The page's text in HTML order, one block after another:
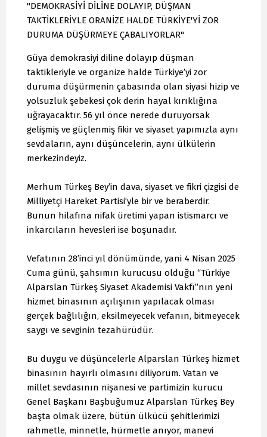
"DEMOKRASİYİ DİLİNE DOLAYIP, DÜŞMAN
TAKTİKLERİYLE ORANİZE HALDE TÜRKİYE'Yİ ZOR
DURUMA DÜŞÜRMEYE ÇABALIYORLAR"
Güya demokrasiyi diline dolayıp düşman
taktikleriyle ve organize halde Türkiye’yi zor
duruma düşürmenin çabasında olan siyasi hizip ve
yolsuzluk şebekesi çok derin hayal kırıklığına
uğrayacaktır. 56 yıl önce nerede duruyorsak
gelişmiş ve güçlenmiş fikir ve siyaset yapımızla aynı
sevdaların, aynı düşüncelerin, aynı ülkülerin
merkezindeyiz.
Merhum Türkeş Bey’in dava, siyaset ve fikri çizgisi de
Milliyetçi Hareket Partisi’yle bir ve beraberdir.
Bunun hilafına nifak üretimi yapan istismarcı ve
inkarcıların hevesleri ise boşunadır.
Vefatının 28’inci yıl dönümünde, yani 4 Nisan 2025
Cuma günü, şahsımın kurucusu olduğu “Türkiye
Alparslan Türkeş Siyaset Akademisi Vakfı”nın yeni
hizmet binasının açılışının yapılacak olması
gerçek bağlılığın, eksilmeyecek vefanın, bitmeyecek
saygı ve sevginin tezahürüdür.
Bu duygu ve düşüncelerle Alparslan Türkeş hizmet
binasının hayırlı olmasını diliyorum. Vatan ve
millet sevdasının nişanesi ve partimizin kurucu
Genel Başkanı Başbuğumuz Alparslan Türkeş Bey
başta olmak üzere, bütün ülkücü şehitlerimizi
rahmetle, minnetle, hürmetle anıyor, manevi